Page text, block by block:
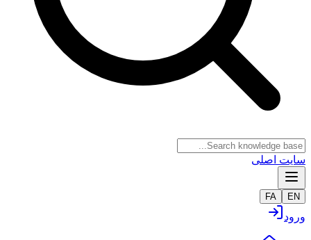
سایت اصلی
EN
FA
ورود